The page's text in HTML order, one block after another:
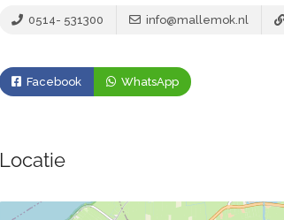
0514- 531300 info@mallemok.nl
Facebook WhatsApp
Locatie